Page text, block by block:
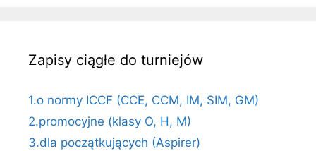
Zapisy ciągłe do turniejów
1.o normy ICCF (CCE, CCM, IM, SIM, GM)
2.promocyjne (klasy O, H, M)
3.dla początkujących (Aspirer)